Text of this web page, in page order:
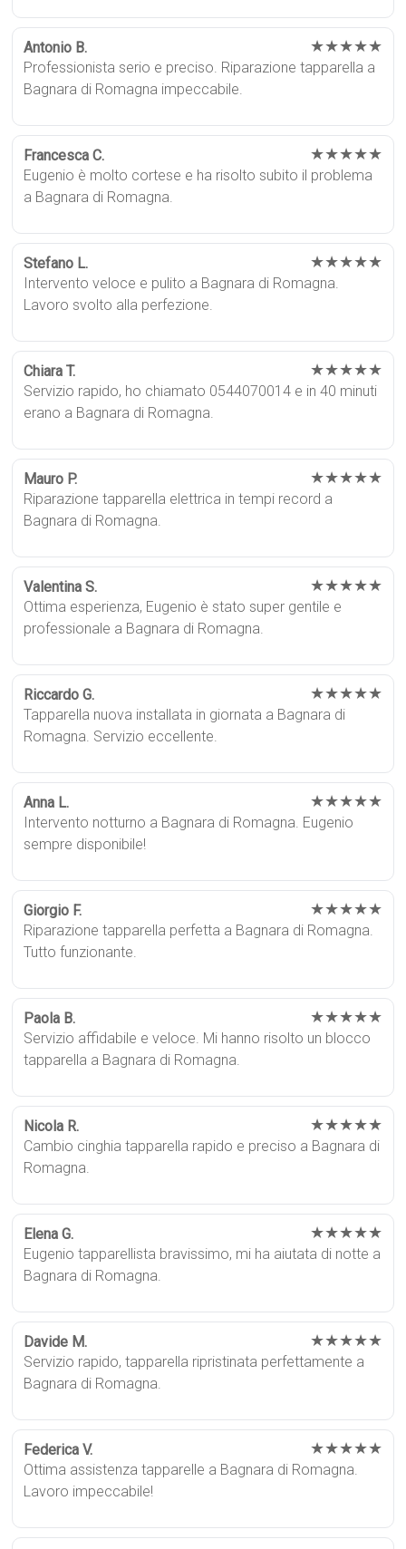
Antonio B. ★★★★★
Professionista serio e preciso. Riparazione tapparella a
Bagnara di Romagna impeccabile.
Francesca C. ★★★★★
Eugenio è molto cortese e ha risolto subito il problema
a Bagnara di Romagna.
Stefano L. ★★★★★
Intervento veloce e pulito a Bagnara di Romagna.
Lavoro svolto alla perfezione.
Chiara T. ★★★★★
Servizio rapido, ho chiamato 0544070014 e in 40 minuti
erano a Bagnara di Romagna.
Mauro P. ★★★★★
Riparazione tapparella elettrica in tempi record a
Bagnara di Romagna.
Valentina S. ★★★★★
Ottima esperienza, Eugenio è stato super gentile e
professionale a Bagnara di Romagna.
Riccardo G. ★★★★★
Tapparella nuova installata in giornata a Bagnara di
Romagna. Servizio eccellente.
Anna L. ★★★★★
Intervento notturno a Bagnara di Romagna. Eugenio
sempre disponibile!
Giorgio F. ★★★★★
Riparazione tapparella perfetta a Bagnara di Romagna.
Tutto funzionante.
Paola B. ★★★★★
Servizio affidabile e veloce. Mi hanno risolto un blocco
tapparella a Bagnara di Romagna.
Nicola R. ★★★★★
Cambio cinghia tapparella rapido e preciso a Bagnara di
Romagna.
Elena G. ★★★★★
Eugenio tapparellista bravissimo, mi ha aiutata di notte a
Bagnara di Romagna.
Davide M. ★★★★★
Servizio rapido, tapparella ripristinata perfettamente a
Bagnara di Romagna.
Federica V. ★★★★★
Ottima assistenza tapparelle a Bagnara di Romagna.
Lavoro impeccabile!